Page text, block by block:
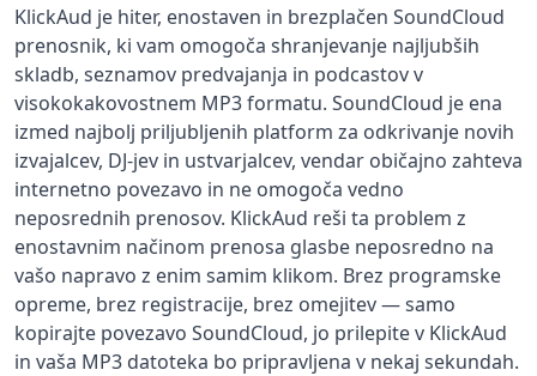
KlickAud je hiter, enostaven in brezplačen SoundCloud
prenosnik, ki vam omogoča shranjevanje najljubših
skladb, seznamov predvajanja in podcastov v
visokokakovostnem MP3 formatu. SoundCloud je ena
izmed najbolj priljubljenih platform za odkrivanje novih
izvajalcev, DJ-jev in ustvarjalcev, vendar običajno zahteva
internetno povezavo in ne omogoča vedno
neposrednih prenosov. KlickAud reši ta problem z
enostavnim načinom prenosa glasbe neposredno na
vašo napravo z enim samim klikom. Brez programske
opreme, brez registracije, brez omejitev — samo
kopirajte povezavo SoundCloud, jo prilepite v KlickAud
in vaša MP3 datoteka bo pripravljena v nekaj sekundah.